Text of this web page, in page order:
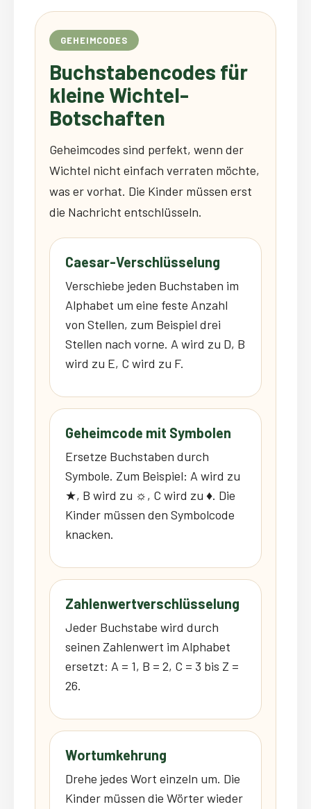
GEHEIMCODES
Buchstabencodes für
kleine Wichtel-
Botschaften
Geheimcodes sind perfekt, wenn der
Wichtel nicht einfach verraten möchte,
was er vorhat. Die Kinder müssen erst
die Nachricht entschlüsseln.
Caesar-Verschlüsselung
Verschiebe jeden Buchstaben im
Alphabet um eine feste Anzahl
von Stellen, zum Beispiel drei
Stellen nach vorne. A wird zu D, B
wird zu E, C wird zu F.
Geheimcode mit Symbolen
Ersetze Buchstaben durch
Symbole. Zum Beispiel: A wird zu
★, B wird zu ☼, C wird zu ♦. Die
Kinder müssen den Symbolcode
knacken.
Zahlenwertverschlüsselung
Jeder Buchstabe wird durch
seinen Zahlenwert im Alphabet
ersetzt: A = 1, B = 2, C = 3 bis Z =
26.
Wortumkehrung
Drehe jedes Wort einzeln um. Die
Kinder müssen die Wörter wieder